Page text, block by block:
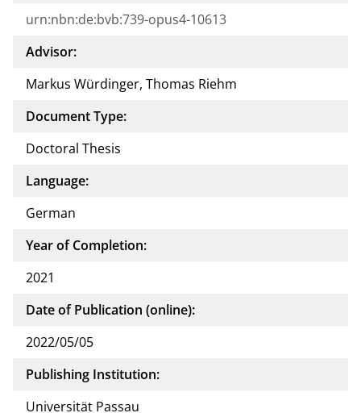
urn:nbn:de:bvb:739-opus4-10613
Advisor:
Markus Würdinger, Thomas Riehm
Document Type:
Doctoral Thesis
Language:
German
Year of Completion:
2021
Date of Publication (online):
2022/05/05
Publishing Institution:
Universität Passau